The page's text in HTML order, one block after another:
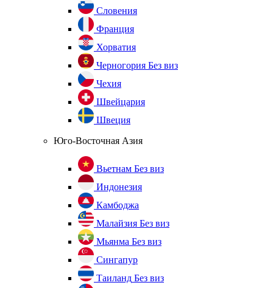
Словения
Франция
Хорватия
Черногория Без виз
Чехия
Швейцария
Швеция
Юго-Восточная Азия
Вьетнам Без виз
Индонезия
Камбоджа
Малайзия Без виз
Мьянма Без виз
Сингапур
Таиланд Без виз